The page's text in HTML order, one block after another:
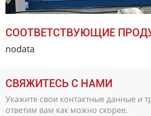
СООТВЕТСТВУЮЩИЕ
nodata
СВЯЖИТЕСЬ С НАМИ
Укажите свои контактные данные и
ответим вам как можно скорее.